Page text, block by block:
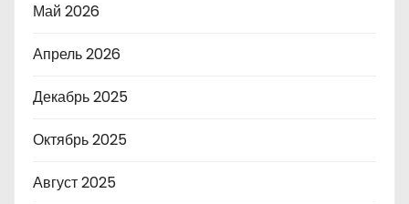
Май 2026
Апрель 2026
Декабрь 2025
Октябрь 2025
Август 2025